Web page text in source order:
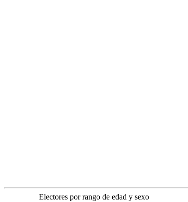
Electores por rango de edad y sexo